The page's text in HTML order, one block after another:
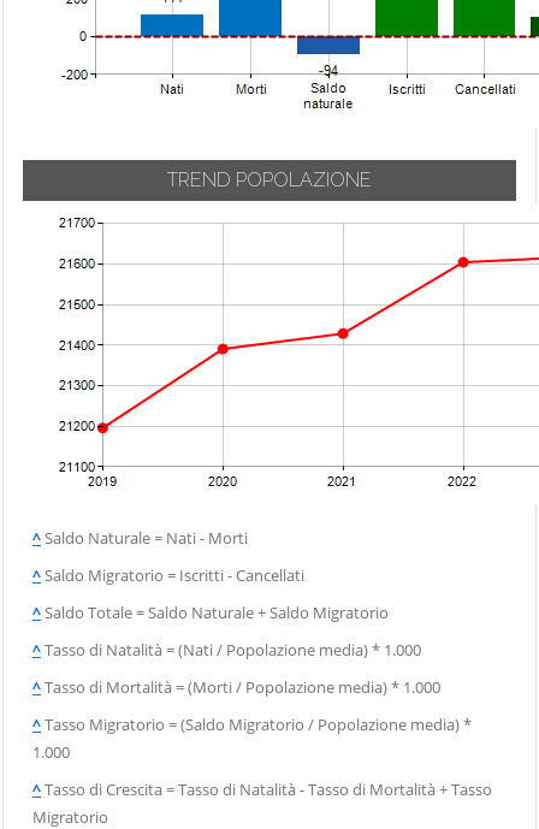
TREND POPOLAZIONE
^Saldo Naturale = Nati - Morti
^Saldo Migratorio = Iscritti - Cancellati
^Saldo Totale = Saldo Naturale + Saldo Migratorio
^Tasso di Natalità = (Nati / Popolazione media) * 1.000
^Tasso di Mortalità = (Morti / Popolazione media) * 1.000
^Tasso Migratorio = (Saldo Migratorio / Popolazione media) *
1.000
^Tasso di Crescita = Tasso di Natalità - Tasso di Mortalità + Tasso
Migratorio